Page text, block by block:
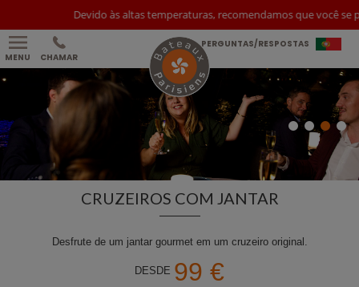
Devido às altas temperaturas, recomendamos que você se proteja
MENU CHAMAR
PERGUNTAS/RESPOSTAS
CRUZEIROS COM JANTAR
Desfrute de um jantar gourmet em um cruzeiro original.
DESDE 99 €